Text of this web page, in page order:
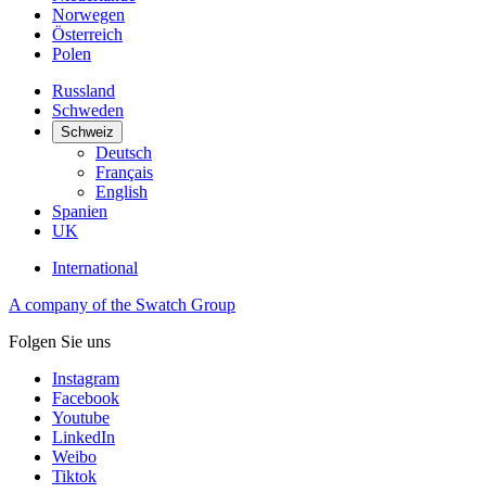
Norwegen
Österreich
Polen
Russland
Schweden
Schweiz
Deutsch
Français
English
Spanien
UK
International
A company of the Swatch Group
Folgen Sie uns
Instagram
Facebook
Youtube
LinkedIn
Weibo
Tiktok